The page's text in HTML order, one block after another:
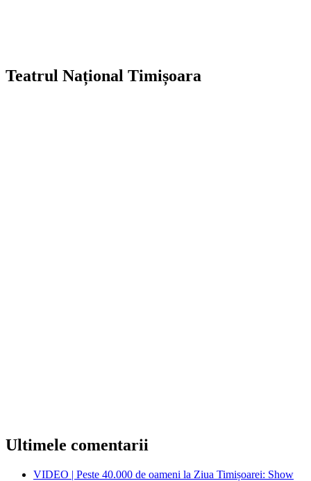
Teatrul Național Timișoara
Ultimele comentarii
VIDEO | Peste 40.000 de oameni la Ziua Timișoarei: Show